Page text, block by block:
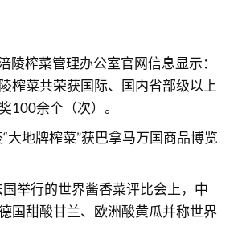
陵榨菜管理办公室官网信息显示：
榨菜共荣获国际、国内省部级以上
100余个（次）。
大地牌榨菜”获巴拿马万国商品博览
举行的世界酱香菜评比会上，中
国甜酸甘兰、欧洲酸黄瓜并称世界